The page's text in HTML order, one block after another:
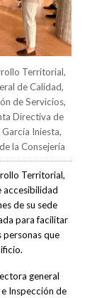
Territorial,
de Calidad,
de Servicios,
Directiva de
Iniesta,
la Consejería
Territorial,
accesibilidad
de su sede
para facilitar
personas que
general
Inspección de